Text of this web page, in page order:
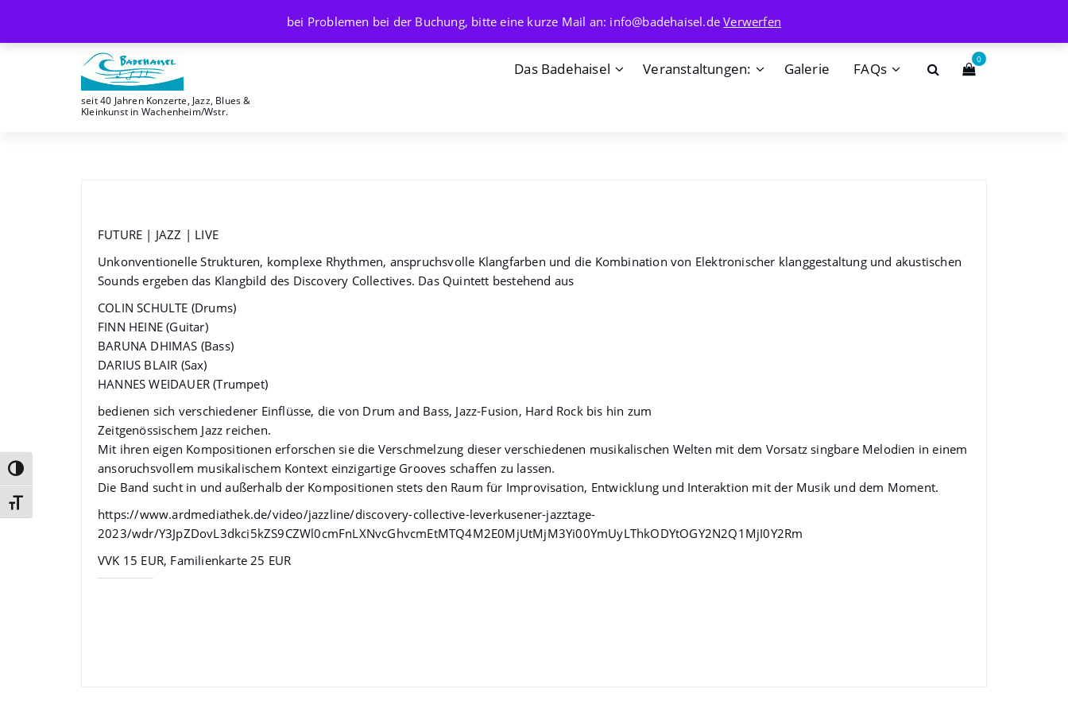
Umschalten auf hohe Kontraste
Schrift vergrößern
content
seit 40 Jahren Konzerte, Jazz, Blues &
Kleinkunst in Wachenheim/Wstr.
Das Badehaisel Veranstaltungen: Galerie FAQs
0
FUTURE | JAZZ | LIVE
Unkonventionelle Strukturen, komplexe Rhythmen, anspruchsvolle Klangfarben und die Kombination von Elektronischer klanggestaltung und akustischen
Sounds ergeben das Klangbild des Discovery Collectives. Das Quintett bestehend aus
COLIN SCHULTE (Drums)
FINN HEINE (Guitar)
BARUNA DHIMAS (Bass)
DARIUS BLAIR (Sax)
HANNES WEIDAUER (Trumpet)
bedienen sich verschiedener Einflüsse, die von Drum and Bass, Jazz-Fusion, Hard Rock bis hin zum
Zeitgenössischem Jazz reichen.
Mit ihren eigen Kompositionen erforschen sie die Verschmelzung dieser verschiedenen musikalischen Welten mit dem Vorsatz singbare Melodien in einem
ansoruchsvollem musikalischem Kontext einzigartige Grooves schaffen zu lassen.
Die Band sucht in und außerhalb der Kompositionen stets den Raum für Improvisation, Entwicklung und Interaktion mit der Musik und dem Moment.
https://www.ardmediathek.de/video/jazzline/discovery-collective-leverkusener-jazztage-
2023/wdr/Y3JpZDovL3dkci5kZS9CZWl0cmFnLXNvcGhvcmEtMTQ4M2E0MjUtMjM3Yi00YmUyLThkODYtOGY2N2Q1MjI0Y2Rm
VVK 15 EUR, Familienkarte 25 EUR
bei Problemen bei der Buchung, bitte eine kurze Mail an: info@badehaisel.deVerwerfen